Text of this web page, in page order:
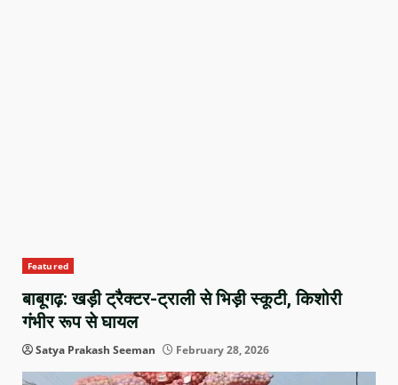
Featured
बाबूगढ़: खड़ी ट्रैक्टर-ट्राली से भिड़ी स्कूटी, किशोरी
गंभीर रूप से घायल
Satya Prakash Seeman February 28, 2026